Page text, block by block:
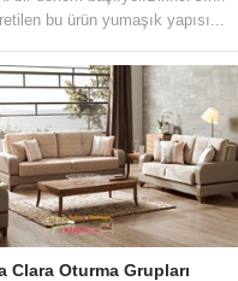
bu ürün yumaşık yapısı...
Clara Oturma Grupları